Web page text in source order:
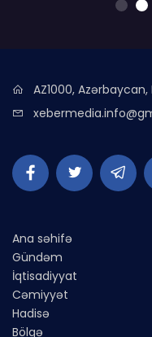
AZ1000, Azərbaycan,
Ana səhifə
Gündəm
İqtisadiyyat
Cəmiyyət
Hadisə
Bölgə